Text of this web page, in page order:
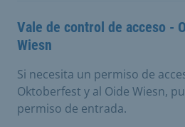
Vale de control de acceso -
Wiesn
Si necesita un permiso de
Oktoberfest y al Oide Wiesn,
permiso de entrada.